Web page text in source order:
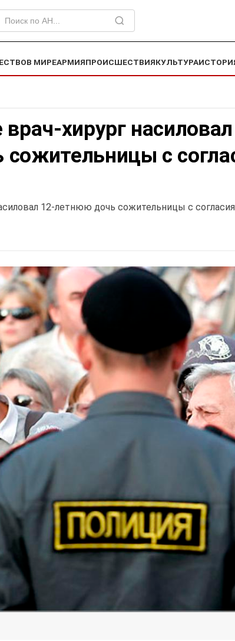
В МИРЕАРМИЯПРОИСШЕСТВИЯКУЛЬТУРА
врач-хирург
с
12-летнюю дочь сожительницы с